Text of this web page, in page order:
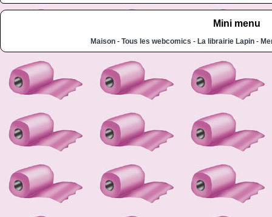
Mini menu
Maison- Tous les webcomics - La librairie Lapin-